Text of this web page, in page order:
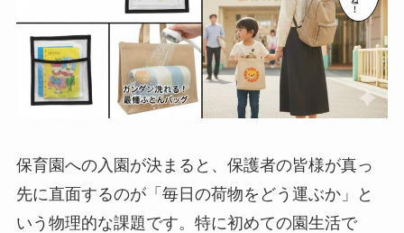
保育園への入園が決まると、保護者の皆様が真っ
先に直面するのが「毎日の荷物をどう運ぶか」と
いう物理的な課題です。特に初めての園生活で